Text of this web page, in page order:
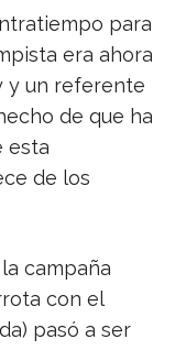
para
era ahora
y un referente
de que ha
esta
de los
campaña
con el
pasó a ser